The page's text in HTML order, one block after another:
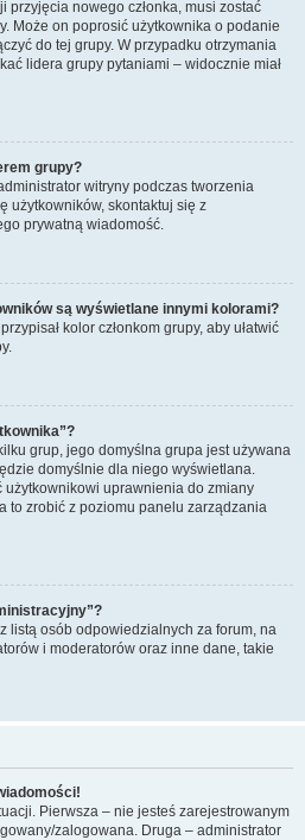
przyjęcia nowego członka, musi zostać
Może on poprosić użytkownika o podanie
do tej grupy. W przypadku otrzymania
lidera grupy pytaniami – widocznie miał
grupy?
witryny podczas tworzenia
użytkowników, skontaktuj się z
prywatną wiadomość.
są wyświetlane innymi kolorami?
kolor członkom grupy, aby ułatwić
grup, jego domyślna grupa jest używana
domyślnie dla niego wyświetlana.
użytkownikowi uprawnienia do zmiany
to zrobić z poziomu panelu zarządzania
listą osób odpowiedzialnych za forum, na
i moderatorów oraz inne dane, takie
Pierwsza – nie jesteś zarejestrowanym
zalogowana. Druga – administrator